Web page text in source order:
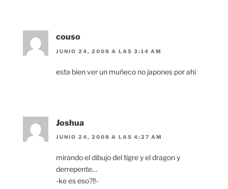
couso
JUNIO 24, 2008 A LAS 3:14 AM
esta bien ver un muñeco no japones por ahi
Joshua
JUNIO 24, 2008 A LAS 4:27 AM
mirando el dibujo del tigre y el dragon y
derrepente…
-ke es eso?!!-